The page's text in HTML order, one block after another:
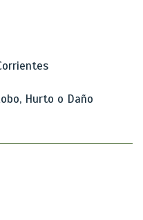
Hurto o Daño